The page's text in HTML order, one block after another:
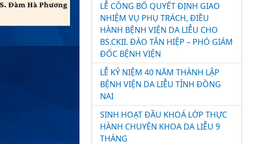
LỄ CÔNG BỐ QUYẾT ĐỊNH GIAO
NHIỆM VỤ PHỤ TRÁCH, ĐIỀU
HÀNH BỆNH VIỆN DA LIỄU CHO
BS.CKII. ĐÀO TÂN HIỆP – PHÓ GIÁM
ĐỐC BỆNH VIỆN
LỄ KỶ NIỆM 40 NĂM THÀNH LẬP
BỆNH VIỆN DA LIỄU TỈNH ĐỒNG
NAI
SINH HOẠT ĐẦU KHOÁ LỚP THỰC
HÀNH CHUYÊN KHOA DA LIỄU 9
THÁNG